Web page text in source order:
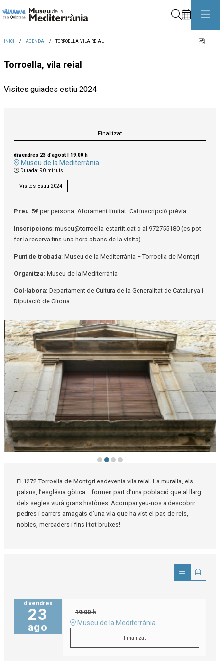
INICI AGENDA TORROELLA, VILA REIAL
Torroella, vila reial
Visites guiades estiu 2024
Finalitzat
divendres 23 d’agost | 19:00 h
Museu de la Mediterrània
Durada: 90 minuts
Visites Estiu 2024
Preu: 5€ per persona. Aforament limitat. Cal inscripció prèvia
Inscripcions: museu@torroella-estartit.cat o al 972755180 (es pot
fer la reserva fins una hora abans de la visita)
Punt de trobada: Museu de la Mediterrània – Torroella de Montgrí
Organitza: Museu de la Mediterrània
Col·labora: Departament de Cultura de la Generalitat de Catalunya i
Diputació de Girona
El 1272 Torroella de Montgrí esdevenia vila reial. La muralla, els
palaus, l’església gòtica... formen part d’una població que al llarg
dels segles viurà grans històries. Acompanyeu-nos a descobrir
pedres i carrers amagats d’una vila que ha vist el pas de reis,
nobles, mercaders i fins i tot bruixes!
divendres
23
ago
19:00 h
Museu de la Mediterrània
Finalitzat